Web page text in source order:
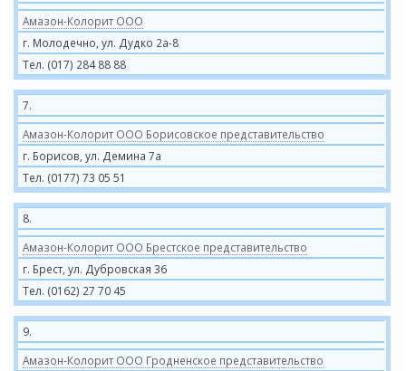
Амазон-Колорит ООО
г. Молодечно, ул. Дудко 2а-8
Тел. (017) 284 88 88
7.
Амазон-Колорит ООО Борисовское представительство
г. Борисов, ул. Демина 7а
Тел. (0177) 73 05 51
8.
Амазон-Колорит ООО Брестское представительство
г. Брест, ул. Дубровская 36
Тел. (0162) 27 70 45
9.
Амазон-Колорит ООО Гродненское представительство